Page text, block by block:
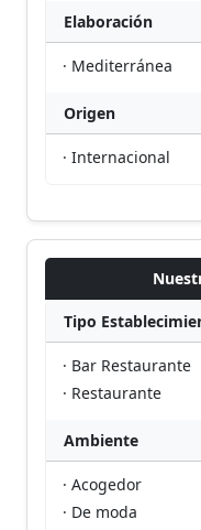
Elaboración
· Mediterránea
Origen
· Internacional
Tipo
· Bar Restaurante
· Restaurante
Ambiente
· Acogedor
· De moda